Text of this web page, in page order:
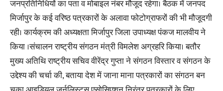
जनप्रतिनिधियों का पता व मोबाइल नंबर मौजूद रहेगा। बैठक में जनपद
मिर्जापुर के कई वरिष्ठ पत्रकारों के अलावा फोटोग्राफरों की भी मौजूदगी
रही। कार्यक्रम की अध्यक्षता मिर्जापुर जिला उपाध्यक्ष पंकज मालवीय ने
किया ।संचालन राष्ट्रीय संगठन मंत्री विमलेश अग्रहरि किया। बतौर
मुख्य अतिथि राष्ट्रीय सचिव वीरेंद्र गुप्ता ने संगठन विस्तार व संगठन के
उद्देश्य की चर्चा की, बताया देश में जाना माना पत्रकारों का संगठन बन